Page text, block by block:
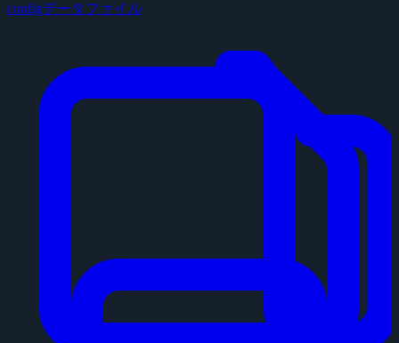
configデータファイル